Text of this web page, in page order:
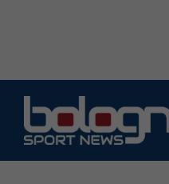
contenuto